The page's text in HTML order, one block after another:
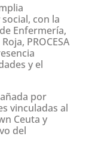
con la
Enfermería,
PROCESA
y el
por
vinculadas al
Ceuta y
del